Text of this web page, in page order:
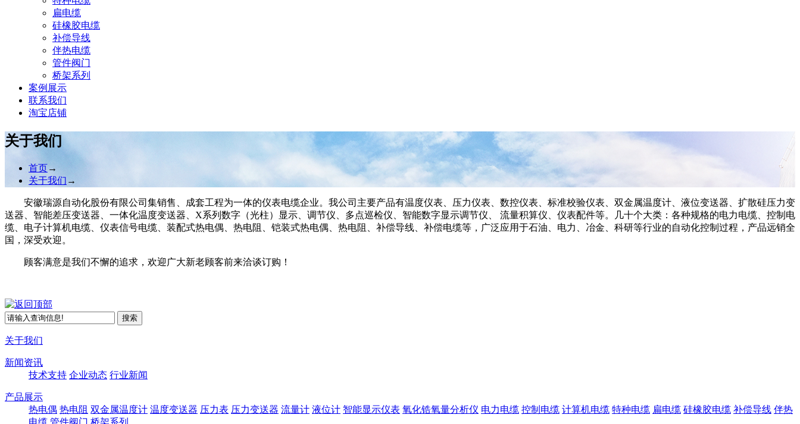
扁电缆
硅橡胶电缆
补偿导线
伴热电缆
管件阀门
桥架系列
案例展示
联系我们
淘宝店铺
关于我们
首页→
关于我们 →
安徽瑞源自动化股份有限公司集销售、成套工程为一体的仪表电缆企业。我公司主要产品有温度仪表、压力仪表、数控仪表、标准校验仪表、双金属温度计、液位变送器、扩散硅压力变
送器、智能差压变送器、一体化温度变送器、X系列数字（光柱）显示、调节仪、多点巡检仪、智能数字显示调节仪、 流量积算仪、仪表配件等。几十个大类：各种规格的电力电缆、控制电
缆、电子计算机电缆、仪表信号电缆、装配式热电偶、热电阻、铠装式热电偶、热电阻、补偿导线、补偿电缆等，广泛应用于石油、电力、冶金、科研等行业的自动化控制过程，产品远销全
国，深受欢迎。
顾客满意是我们不懈的追求，欢迎广大新老顾客前来洽谈订购！
关于我们
新闻资讯
技术支持 企业动态 行业新闻
产品展示
热电偶 热电阻 双金属温度计 温度变送器 压力表 压力变送器 流量计 液位计 智能显示仪表 氧化锆氧量分析仪 电力电缆 控制电缆 计算机电缆 特种电缆 扁电缆 硅橡胶电缆 补偿导线 伴热
电缆 管件阀门 桥架系列